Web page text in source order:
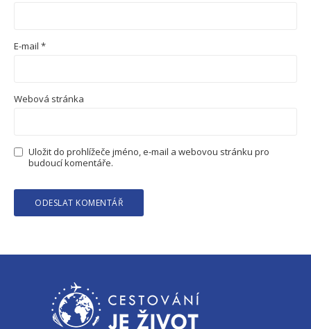
E-mail *
Webová stránka
Uložit do prohlížeče jméno, e-mail a webovou stránku pro
budoucí komentáře.